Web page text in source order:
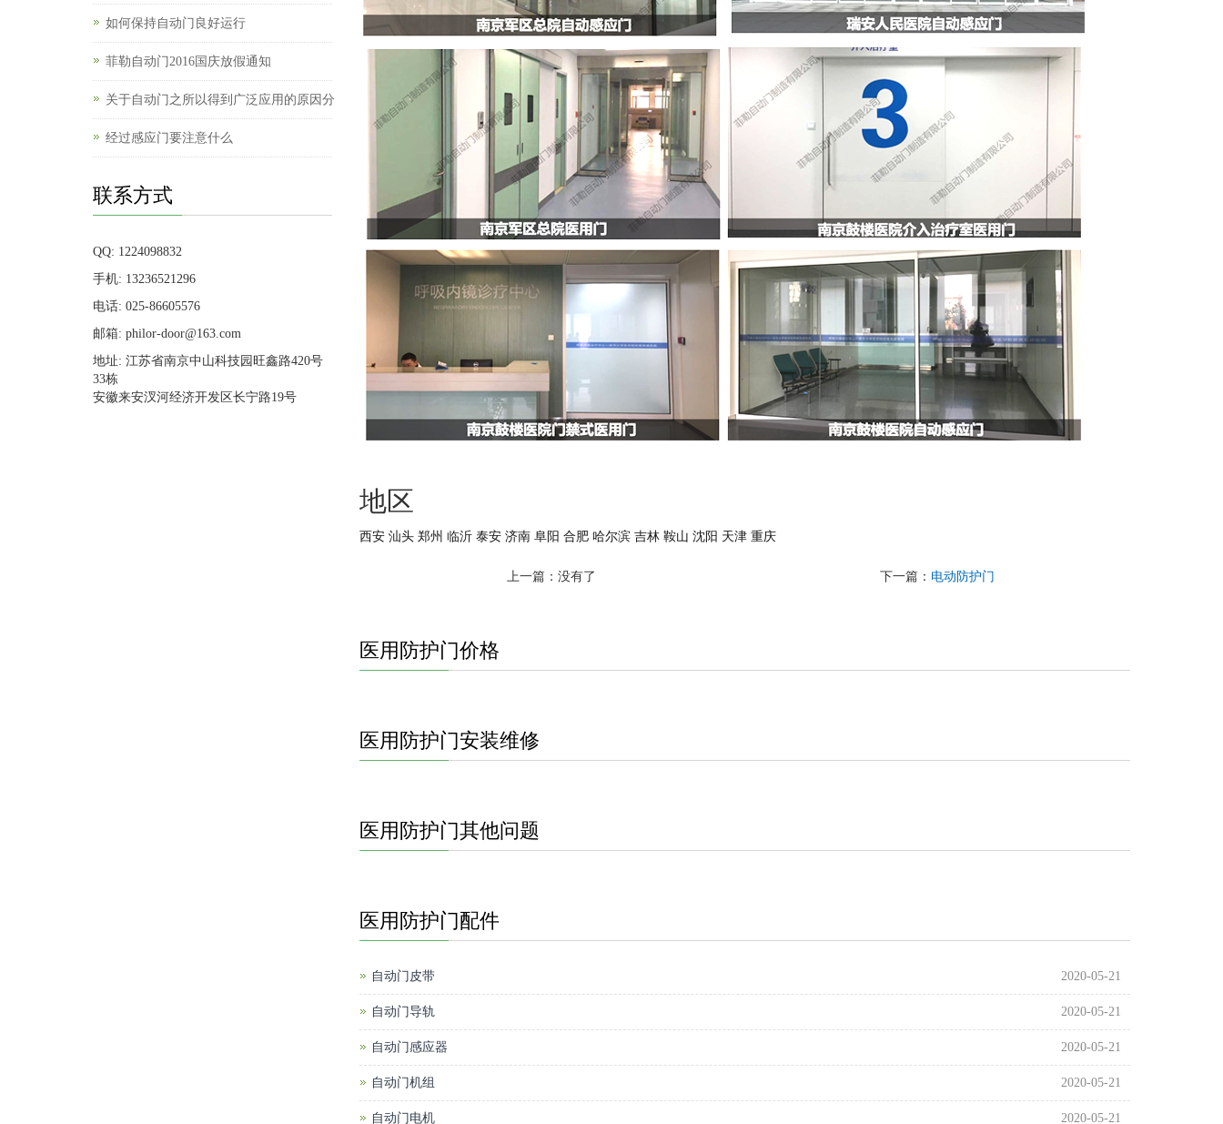
地区
西安 汕头 郑州 临沂 泰安 济南 阜阳 合肥 哈尔滨 吉林 鞍山 沈阳 天津 重庆
上一篇：没有了 下一篇： 电动防护门
医用防护门价格
医用防护门安装维修
医用防护门其他问题
医用防护门配件
自动门皮带 2020-05-21
自动门导轨 2020-05-21
自动门感应器 2020-05-21
自动门机组 2020-05-21
自动门电机 2020-05-21
如何保持自动门良好运行
菲勒自动门2016国庆放假通知
关于自动门之所以得到广泛应用的原因分
经过感应门要注意什么
联系方式
QQ: 1224098832
手机: 13236521296
电话: 025-86605576
邮箱: philor-door@163.com
地址: 江苏省南京中山科技园旺鑫路420号
33栋
安徽来安汊河经济开发区长宁路19号